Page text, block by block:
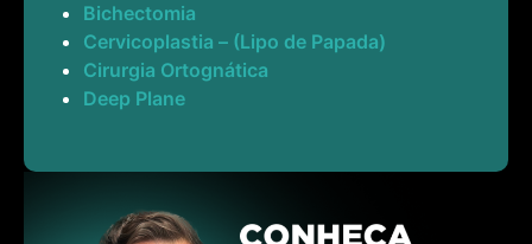
Bichectomia
Cervicoplastia – (Lipo de Papada)
Cirurgia Ortognática
Deep Plane